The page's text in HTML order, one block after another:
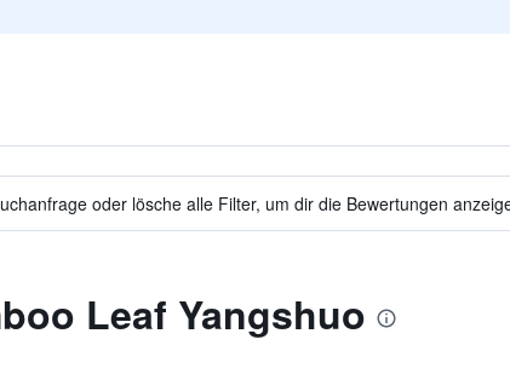
oder lösche alle Filter, um dir die Bewertungen
Leaf Yangshuo